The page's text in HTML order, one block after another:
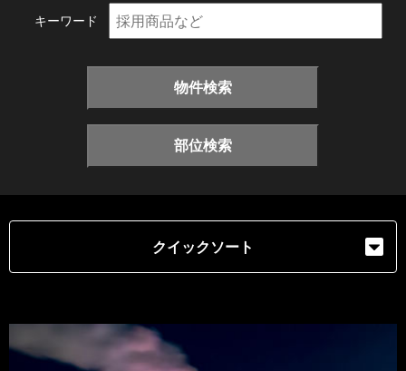
キーワード
物件検索
部位検索
クイックソート